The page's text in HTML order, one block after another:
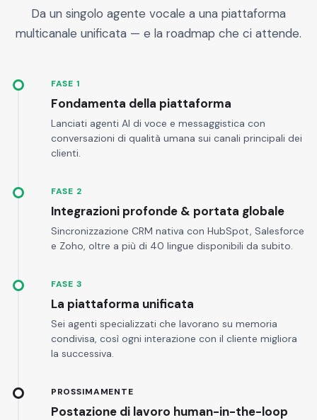
Da un singolo agente vocale a una piattaforma
multicanale unificata — e la roadmap che ci attende.
FASE 1
Fondamenta della piattaforma
Lanciati agenti AI di voce e messaggistica con
conversazioni di qualità umana sui canali principali dei
clienti.
FASE 2
Integrazioni profonde & portata globale
Sincronizzazione CRM nativa con HubSpot, Salesforce
e Zoho, oltre a più di 40 lingue disponibili da subito.
FASE 3
La piattaforma unificata
Sei agenti specializzati che lavorano su memoria
condivisa, così ogni interazione con il cliente migliora
la successiva.
PROSSIMAMENTE
Postazione di lavoro human-in-the-loop